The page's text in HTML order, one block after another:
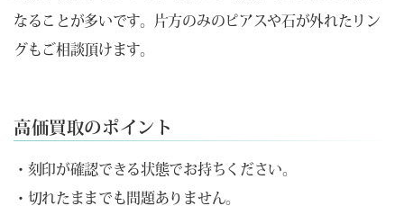
なることが多いです。片方のみのピアスや石が外れたリン
グもご相談頂けます。
高価買取のポイント
・刻印が確認できる状態でお持ちください。
・切れたままでも問題ありません。